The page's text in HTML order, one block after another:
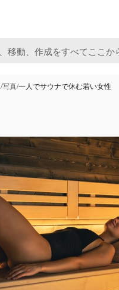
/写真/一人でサウナで休む若い女性